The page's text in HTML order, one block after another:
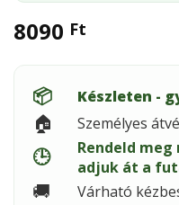
8090 Ft
📦 Készleten -
🏠 Személyes
🕒
Rendeld
adjuk át a
🚚 Várható